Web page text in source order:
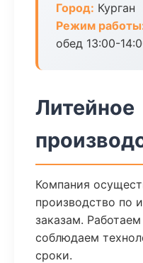
Город: Курган
Режим
обед 13:00-
Литейное
Компания
производство по
заказам.
соблюдаем
сроки.